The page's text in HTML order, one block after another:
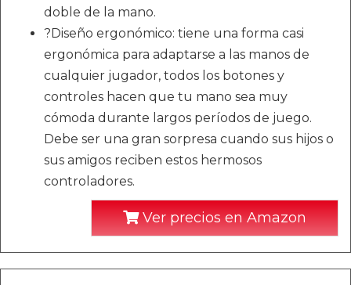
doble de la mano.
?Diseño ergonómico: tiene una forma casi
ergonómica para adaptarse a las manos de
cualquier jugador, todos los botones y
controles hacen que tu mano sea muy
cómoda durante largos períodos de juego.
Debe ser una gran sorpresa cuando sus hijos o
sus amigos reciben estos hermosos
controladores.
Ver precios en Amazon